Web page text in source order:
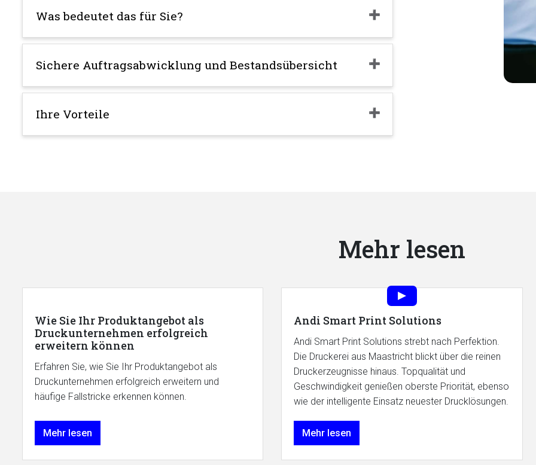
Was bedeutet das für Sie?
Sichere Auftragsabwicklung und Bestandsübersicht
Ihre Vorteile
Mehr lesen
Wie Sie Ihr Produktangebot als
Druckunternehmen erfolgreich
erweitern können
Erfahren Sie, wie Sie Ihr Produktangebot als
Druckunternehmen erfolgreich erweitern und
häufige Fallstricke erkennen können.
Mehr lesen
Andi Smart Print Solutions
Andi Smart Print Solutions strebt nach Perfektion.
Die Druckerei aus Maastricht blickt über die reinen
Druckerzeugnisse hinaus. Topqualität und
Geschwindigkeit genießen oberste Priorität, ebenso
wie der intelligente Einsatz neuester Drucklösungen.
Mehr lesen